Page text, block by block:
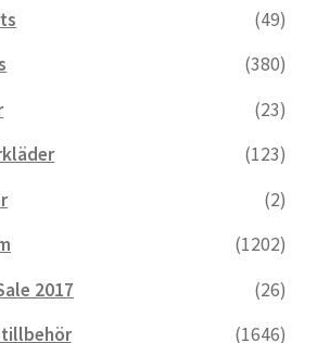
(49)
(380)
(23)
(123)
(2)
(1202)
2017
(26)
(1646)